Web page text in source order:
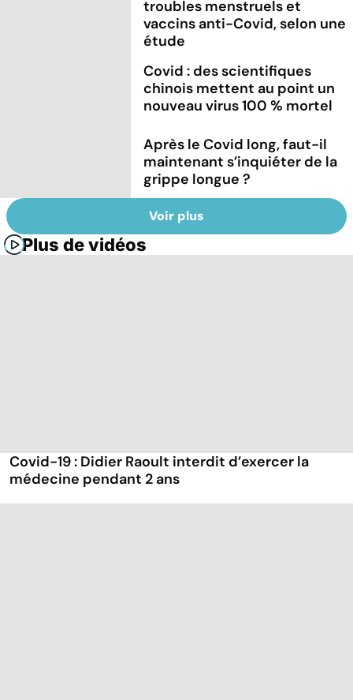
troubles menstruels et
vaccins anti-Covid, selon une
étude
Covid : des scientifiques
chinois mettent au point un
nouveau virus 100 % mortel
Après le Covid long, faut-il
maintenant s’inquiéter de la
grippe longue ?
Voir plus
Plus de vidéos
Covid-19 : Didier Raoult interdit d’exercer la
médecine pendant 2 ans